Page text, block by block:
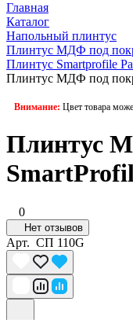
Главная
Каталог
Напольный плинтус
Плинтус МДФ под
Плинтус Smartprofile
Плинтус МДФ под
Внимание: Цвет товара
Плинтус
0
Нет отзывов
Арт. СП 110G